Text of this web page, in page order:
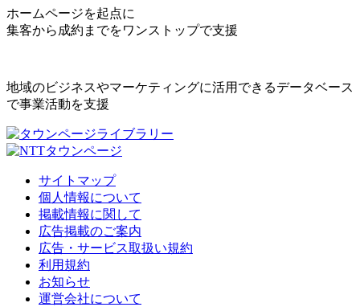
ホームページを起点に
集客から成約までをワンストップで支援
地域のビジネスやマーケティングに活用できるデータベース
で事業活動を支援
サイトマップ
個人情報について
掲載情報に関して
広告掲載のご案内
広告・サービス取扱い規約
利用規約
お知らせ
運営会社について